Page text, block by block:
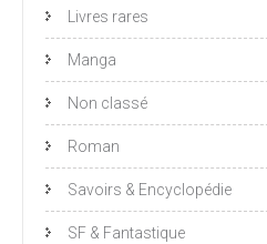
Livres rares
Manga
Non classé
Roman
Savoirs & Encyclopédie
SF & Fantastique